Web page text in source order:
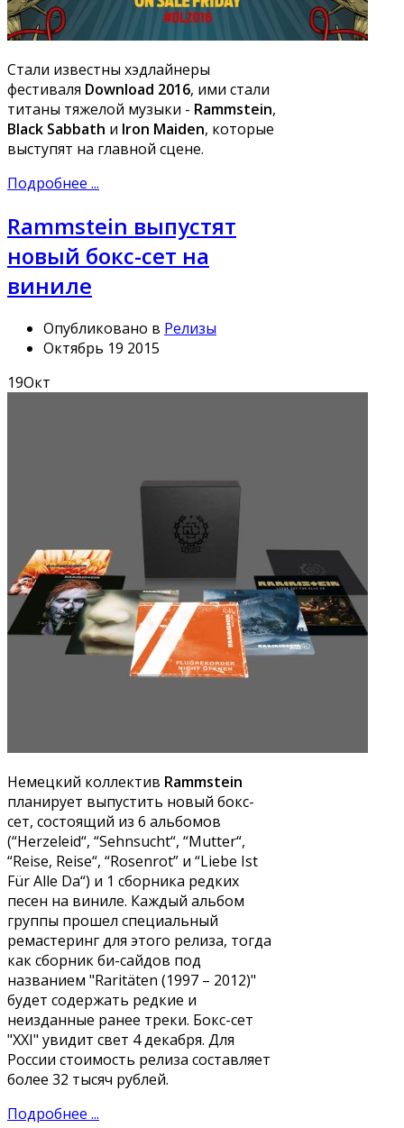
Стали известны хэдлайнеры
фестиваля Download 2016, ими стали
титаны тяжелой музыки - Rammstein,
Black Sabbath и Iron Maiden, которые
выступят на главной сцене.
Подробнее ...
Rammstein выпустят
новый бокс-сет на
виниле
Опубликовано в Релизы
Октябрь 19 2015
19Окт
Немецкий коллектив Rammstein
планирует выпустить новый бокс-
сет, состоящий из 6 альбомов
(“Herzeleid“, “Sehnsucht“, “Mutter“,
“Reise, Reise“, “Rosenrot” и “Liebe Ist
Für Alle Da“) и 1 сборника редких
песен на виниле. Каждый альбом
группы прошел специальный
ремастеринг для этого релиза, тогда
как сборник би-сайдов под
названием "Raritäten (1997 – 2012)"
будет содержать редкие и
неизданные ранее треки. Бокс-сет
"XXI" увидит свет 4 декабря. Для
России стоимость релиза составляет
более 32 тысяч рублей.
Подробнее ...